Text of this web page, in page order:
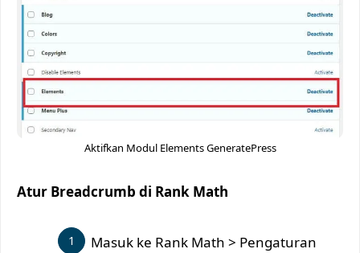
Aktifkan Modul Elements GeneratePress
Atur Breadcrumb di Rank Math
Masuk ke Rank Math > Pengaturan